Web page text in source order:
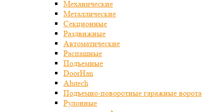
Механические
Металлические
Секционные
Раздвижные
Автоматические
Распашные
Подъемные
DoorHan
Alutech
Подъемно-поворотные гаражные ворота
Рулонные